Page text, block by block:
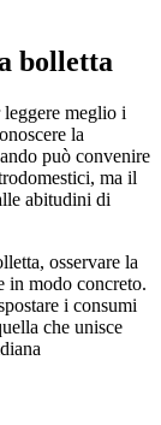
bolletta
meglio i
la
può convenire
ma il
abitudini di
osservare la
in modo concreto.
i consumi
che unisce